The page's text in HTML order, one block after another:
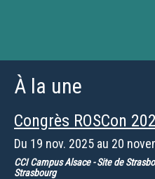
À la une
Congrès ROSCon
Du 19 nov. 2025 au 20
CCI Campus Alsace - Site de
Strasbourg